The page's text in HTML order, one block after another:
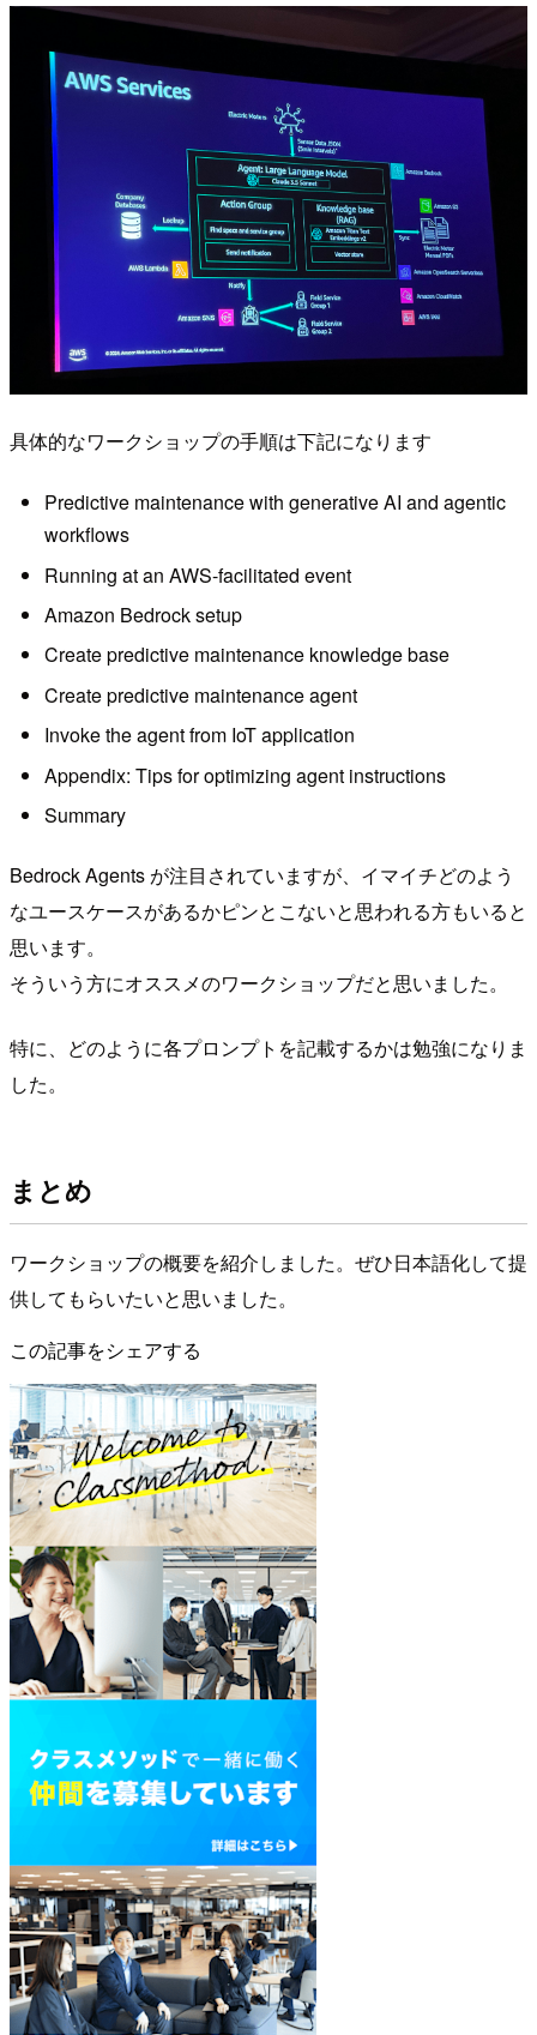
具体的なワークショップの手順は下記になります
Predictive maintenance with generative AI and agentic
workflows
Running at an AWS-facilitated event
Amazon Bedrock setup
Create predictive maintenance knowledge base
Create predictive maintenance agent
Invoke the agent from IoT application
Appendix: Tips for optimizing agent instructions
Summary
Bedrock Agents が注目されていますが、イマイチどのよう
なユースケースがあるかピンとこないと思われる方もいると
思います。
そういう方にオススメのワークショップだと思いました。
特に、どのように各プロンプトを記載するかは勉強になりま
した。
まとめ
ワークショップの概要を紹介しました。ぜひ日本語化して提
供してもらいたいと思いました。
この記事をシェアする